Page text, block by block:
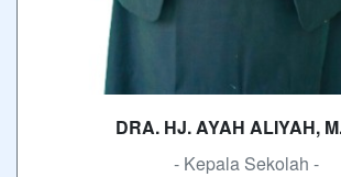
DRA. HJ. AYAH ALIYAH,
- Kepala Sekolah -